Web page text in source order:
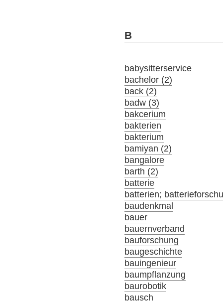
B
babysitterservice
bachelor (2)
back (2)
badw (3)
bakcerium
bakterien
bakterium
bamiyan (2)
bangalore
barth (2)
batterie
batterien;
baudenkmal
bauer
bauernverband
bauforschung
baugeschichte
bauingenieur
baumpflanzung
baurobotik
bausch